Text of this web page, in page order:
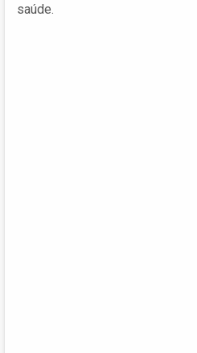
saúde.